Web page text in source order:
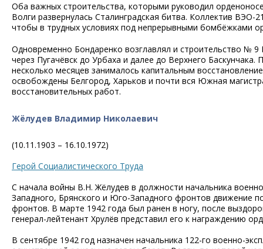
Оба важных строительства, которыми руководил
Волги развернулась Сталинградская битва. Коллектив ВЭО-
чтобы в трудных условиях под непрерывными бомбёжками
Одновременно Бондаренко возглавлял и строительство №
через Пугачёвск до Урбаха и далее до Верхнего
несколько месяцев занималось капитальным
освобождены Белгород, Харьков и почти вся Южная
восстановительных работ.
Жёлудев Владимир Николаевич
(10.11.1903 – 16.10.1972)
Герой Социалистического Труда
С начала войны В.Н. Жёлудев в должности начальника
Западного, Брянского и Юго-Западного фронтов движение
фронтов. В марте 1942 года был ранен в ногу, после
генерал-лейтенант Хрулёв представил его к награждению
В сентябре 1942 год назначен начальника 122-го военно-